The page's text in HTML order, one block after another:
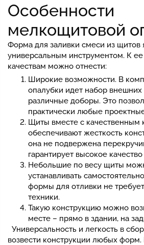
Особенности
мелкощитовой
Форма для заливки смеси из щитов
универсальным инструментом. К
качествам можно отнести:
Широкие возможности. В
опалубки идет набор внешних
различные доборы. Это
практически любые
Щиты вместе с качественным
обеспечивают жесткость
она не подвержена
гарантирует высокое
Небольшие по весу щиты
устанавливать
формы для отливки не
техники.
Такую конструкцию можно
месте – прямо в здании, на
Универсальность и легкость в
возвести конструкции любых